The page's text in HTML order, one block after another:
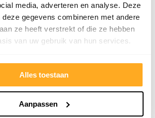
media, adverteren en analyse. Deze
deze gegevens combineren met andere
ze heeft verstrekt of die ze hebben
van uw gebruik van hun services.
Alles toestaan
Aanpassen
tegemoetkomend
echt